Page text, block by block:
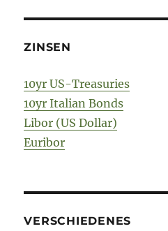
ZINSEN
10yr US-Treasuries
10yr Italian Bonds
Libor (US Dollar)
Euribor
VERSCHIEDENES